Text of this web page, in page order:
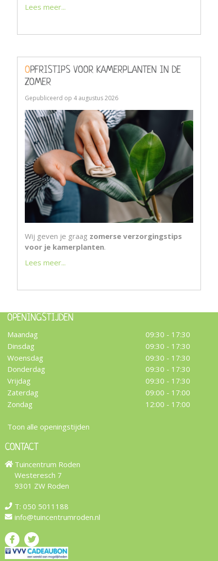
Lees meer...
OPFRISTIPS VOOR KAMERPLANTEN IN DE
ZOMER
Gepubliceerd op 4 augustus 2026
Wij geven je graag zomerse verzorgingstips
voor je kamerplanten.
Lees meer...
OPENINGSTIJDEN
Maandag
09:30 - 17:30
Dinsdag
09:30 - 17:30
Woensdag
09:30 - 17:30
Donderdag
09:30 - 17:30
Vrijdag
09:30 - 17:30
Zaterdag
09:00 - 17:00
Zondag
12:00 - 17:00
Toon alle openingstijden
CONTACT
Tuincentrum Roden
Westeresch 7
9301 ZW Roden
T: 050 5011188
info@tuincentrumroden.nl